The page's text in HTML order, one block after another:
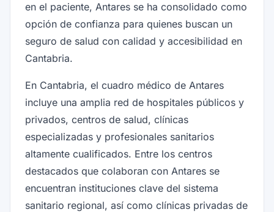
en el paciente, Antares se ha consolidado como
opción de confianza para quienes buscan un
seguro de salud con calidad y accesibilidad en
Cantabria.
En Cantabria, el cuadro médico de Antares
incluye una amplia red de hospitales públicos y
privados, centros de salud, clínicas
especializadas y profesionales sanitarios
altamente cualificados. Entre los centros
destacados que colaboran con Antares se
encuentran instituciones clave del sistema
sanitario regional, así como clínicas privadas de